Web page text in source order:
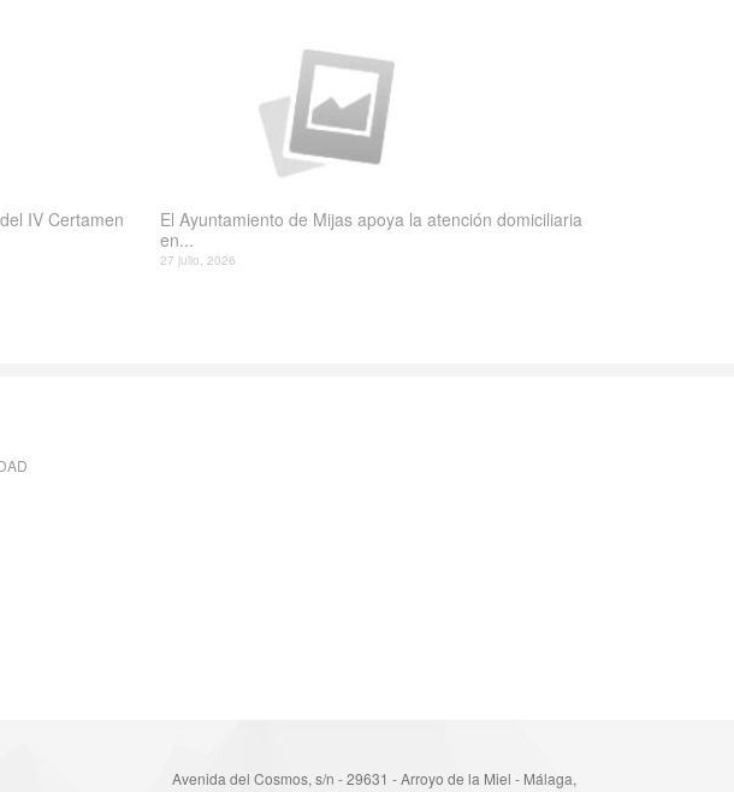
IV Certamen
El Ayuntamiento de Mijas apoya la atención domiciliaria
en...
27 julio, 2026
Avenida del Cosmos, s/n - 29631 - Arroyo de la Miel - Málaga,